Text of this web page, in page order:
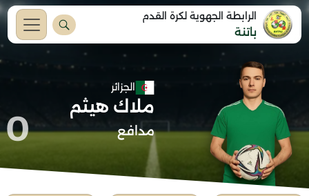
الرابطة الجهوية لكرة القدم
باتنة
الجزائر
ملاك هيثم
مدافع 0